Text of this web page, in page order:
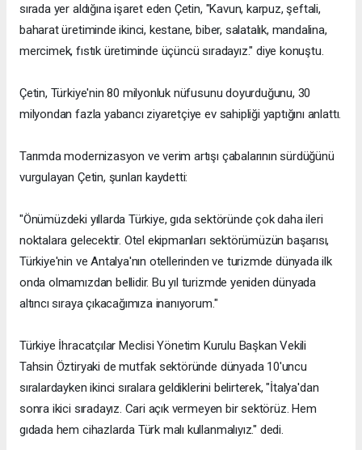
sırada yer aldığına işaret eden Çetin, "Kavun, karpuz, şeftali,
baharat üretiminde ikinci, kestane, biber, salatalık, mandalina,
mercimek, fıstık üretiminde üçüncü sıradayız." diye konuştu.
Çetin, Türkiye'nin 80 milyonluk nüfusunu doyurduğunu, 30
milyondan fazla yabancı ziyaretçiye ev sahipliği yaptığını anlattı.
Tarımda modernizasyon ve verim artışı çabalarının sürdüğünü
vurgulayan Çetin, şunları kaydetti:
"Önümüzdeki yıllarda Türkiye, gıda sektöründe çok daha ileri
noktalara gelecektir. Otel ekipmanları sektörümüzün başarısı,
Türkiye'nin ve Antalya'nın otellerinden ve turizmde dünyada ilk
onda olmamızdan bellidir. Bu yıl turizmde yeniden dünyada
altıncı sıraya çıkacağımıza inanıyorum."
Türkiye İhracatçılar Meclisi Yönetim Kurulu Başkan Vekili
Tahsin Öztiryaki de mutfak sektöründe dünyada 10'uncu
sıralardayken ikinci sıralara geldiklerini belirterek, "İtalya'dan
sonra ikici sıradayız. Cari açık vermeyen bir sektörüz. Hem
gıdada hem cihazlarda Türk malı kullanmalıyız." dedi.